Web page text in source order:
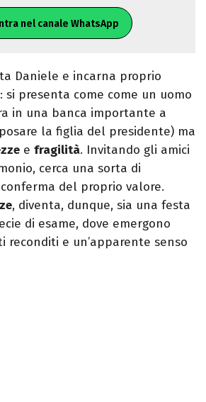
nel canale WhatsApp
Daniele e incarna proprio
si presenta come come un uomo
in una banca importante a
la figlia del presidente) ma
e fragilità. Invitando gli amici
cerca una sorta di
del proprio valore.
, diventa, dunque, sia una festa
di esame, dove emergono
reconditi e un’apparente senso